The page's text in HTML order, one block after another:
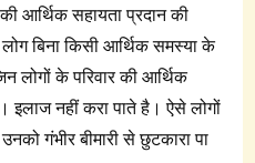
आर्थिक सहायता प्रदान की
बिना किसी आर्थिक समस्या के
लोगों के परिवार की आर्थिक
इलाज नहीं करा पाते है। ऐसे लोगों
गंभीर बीमारी से छुटकारा पा